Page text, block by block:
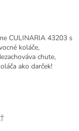
CULINARIA 43203 s
koláče,
chute,
ako darček!